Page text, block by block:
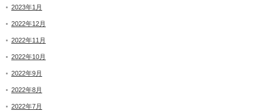
2023年1月
2022年12月
2022年11月
2022年10月
2022年9月
2022年8月
2022年7月